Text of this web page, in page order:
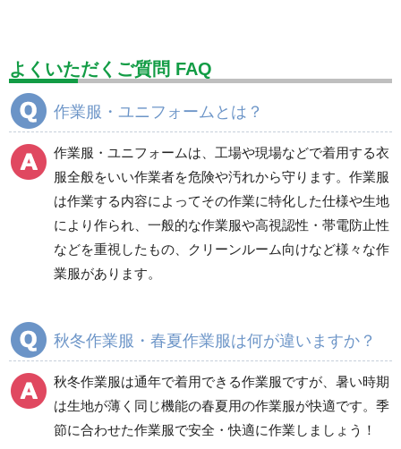
設備用品・作業補助用品 工事作業用品
分煙対策機器
電気保守用品 ワイパー クリーンルーム対策用品
防災グッズ（防災セット） 救急医療品
健康管理器具 季節商品 ウイルス対策用品
商品カテゴリ一覧
秋冬長袖
食品産業用長袖
食品産業用半袖
秋冬長袖
よくいただくご質問 FAQ
作業服・ユニフォームとは？
作業服・ユニフォームは、工場や現場などで着用する衣
服全般をいい作業者を危険や汚れから守ります。作業服
は作業する内容によってその作業に特化した仕様や生地
により作られ、一般的な作業服や高視認性・帯電防止性
などを重視したもの、クリーンルーム向けなど様々な作
業服があります。
秋冬作業服・春夏作業服は何が違いますか？
秋冬作業服は通年で着用できる作業服ですが、暑い時期
は生地が薄く同じ機能の春夏用の作業服が快適です。季
節に合わせた作業服で安全・快適に作業しましょう！